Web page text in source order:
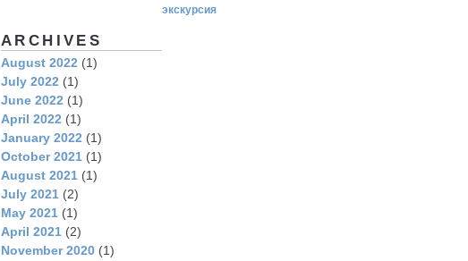
экскурсия
ARCHIVES
August 2022 (1)
July 2022 (1)
June 2022 (1)
April 2022 (1)
January 2022 (1)
October 2021 (1)
August 2021 (1)
July 2021 (2)
May 2021 (1)
April 2021 (2)
November 2020 (1)